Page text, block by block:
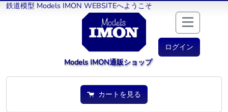
鉄道模型 Models IMON WEBSITEへようこそ
ログイン
Models IMON通販ショップ
カートを見る